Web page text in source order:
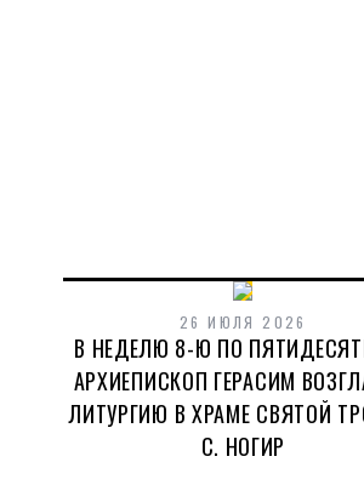
26 ИЮЛЯ 2026
В НЕДЕЛЮ 8-Ю ПО
АРХИЕПИСКОП ГЕРАСИМ
ЛИТУРГИЮ В ХРАМЕ СВЯТОЙ
С. НОГИР